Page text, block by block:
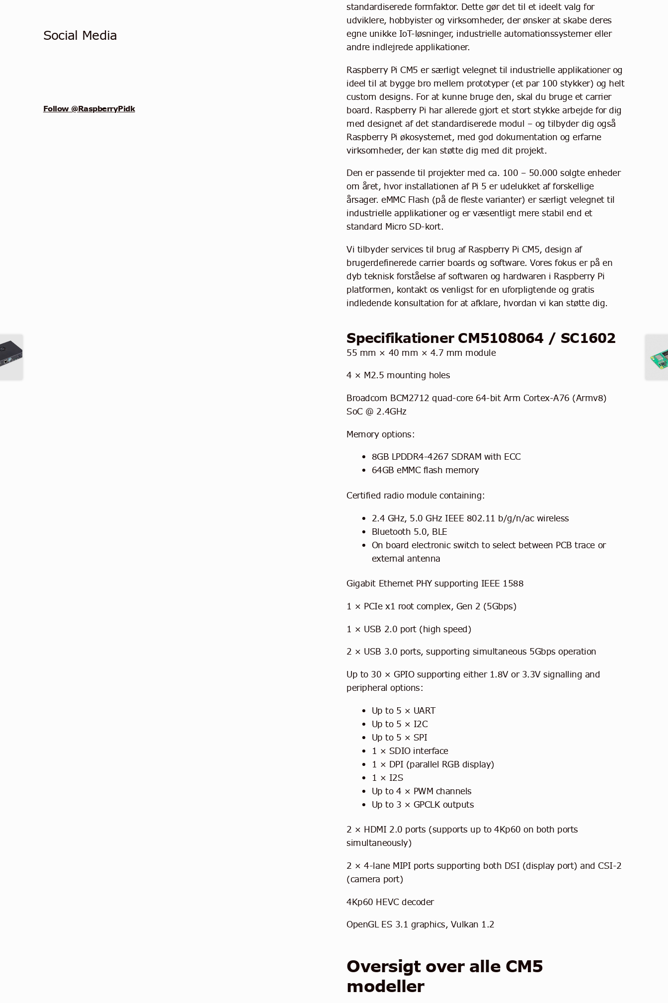
standardiserede formfaktor. Dette gør det til et ideelt valg for
udviklere, hobbyister og virksomheder, der ønsker at skabe deres
egne unikke IoT-løsninger, industrielle automationssystemer eller
andre indlejrede applikationer.
Raspberry Pi CM5 er særligt velegnet til industrielle applikationer og
ideel til at bygge bro mellem prototyper (et par 100 stykker) og helt
custom designs. For at kunne bruge den, skal du bruge et carrier
board. Raspberry Pi har allerede gjort et stort stykke arbejde for dig
med designet af det standardiserede modul – og tilbyder dig også
Raspberry Pi økosystemet, med god dokumentation og erfarne
virksomheder, der kan støtte dig med dit projekt.
Den er passende til projekter med ca. 100 – 50.000 solgte enheder
om året, hvor installationen af Pi 5 er udelukket af forskellige
årsager. eMMC Flash (på de fleste varianter) er særligt velegnet til
industrielle applikationer og er væsentligt mere stabil end et
standard Micro SD-kort.
Vi tilbyder services til brug af Raspberry Pi CM5, design af
brugerdefinerede carrier boards og software. Vores fokus er på en
dyb teknisk forståelse af softwaren og hardwaren i Raspberry Pi
platformen, kontakt os venligst for en uforpligtende og gratis
indledende konsultation for at afklare, hvordan vi kan støtte dig.
Specifikationer CM5108064 / SC1602
55 mm × 40 mm × 4.7 mm module
4 × M2.5 mounting holes
Broadcom BCM2712 quad-core 64-bit Arm Cortex-A76 (Armv8)
SoC @ 2.4GHz
Memory options:
8GB LPDDR4-4267 SDRAM with ECC
64GB eMMC flash memory
Certified radio module containing:
2.4 GHz, 5.0 GHz IEEE 802.11 b/g/n/ac wireless
Bluetooth 5.0, BLE
On board electronic switch to select between PCB trace or
external antenna
Gigabit Ethernet PHY supporting IEEE 1588
1 × PCIe x1 root complex, Gen 2 (5Gbps)
1 × USB 2.0 port (high speed)
2 × USB 3.0 ports, supporting simultaneous 5Gbps operation
Up to 30 × GPIO supporting either 1.8V or 3.3V signalling and
peripheral options:
Up to 5 × UART
Up to 5 × I2C
Up to 5 × SPI
1 × SDIO interface
1 × DPI (parallel RGB display)
1 × I2S
Up to 4 × PWM channels
Up to 3 × GPCLK outputs
2 × HDMI 2.0 ports (supports up to 4Kp60 on both ports
simultaneously)
2 × 4-lane MIPI ports supporting both DSI (display port) and CSI-2
(camera port)
4Kp60 HEVC decoder
OpenGL ES 3.1 graphics, Vulkan 1.2
Oversigt over alle CM5
modeller
Social Media
Follow @RaspberryPidk